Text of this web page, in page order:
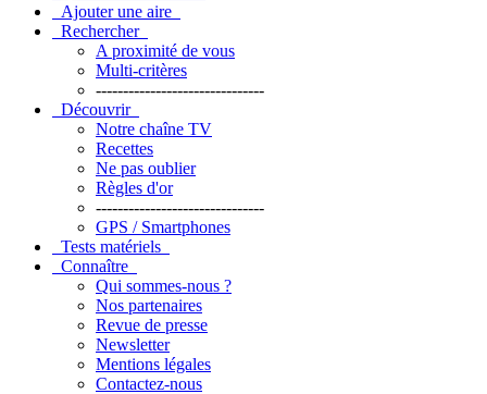
Ajouter une aire
Rechercher
A proximité de vous
Multi-critères
-------------------------------
Découvrir
Notre chaîne TV
Recettes
Ne pas oublier
Règles d'or
-------------------------------
GPS / Smartphones
Tests matériels
Connaître
Qui sommes-nous ?
Nos partenaires
Revue de presse
Newsletter
Mentions légales
Contactez-nous